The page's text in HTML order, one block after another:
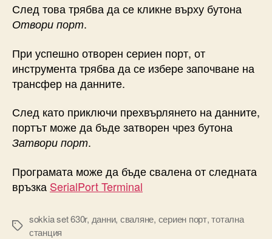
След това трябва да се кликне върху бутона
Отвори порт.
При успешно отворен сериен порт, от
инструмента трябва да се избере започване на
трансфер на данните.
След като приключи прехвърлянето на данните,
портът може да бъде затворен чрез бутона
Затвори порт.
Програмата може да бъде свалена от следната
връзка SerialPort Terminal
Tags
sokkia set 630r, данни, сваляне, сериен порт,тотална
станция